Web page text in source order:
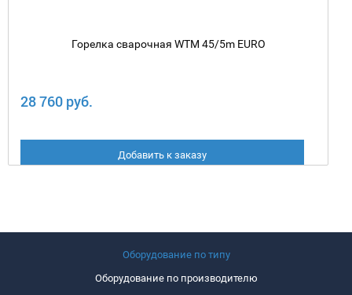
Горелка сварочная WTM 45/5m EURO
28 760 руб.
Добавить к заказу
Оборудование по типу
Оборудование по производителю